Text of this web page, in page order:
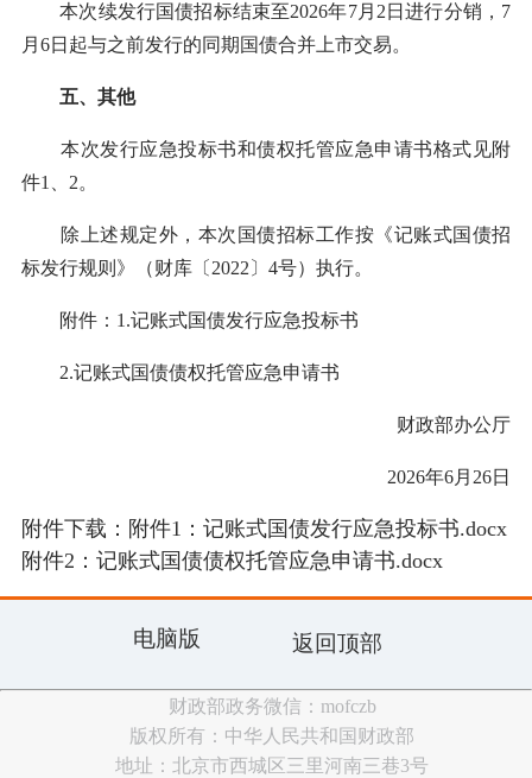
本次续发行国债招标结束至2026年7月2日进行分销，7
月6日起与之前发行的同期国债合并上市交易。
五、其他
本次发行应急投标书和债权托管应急申请书格式见附
件1、2。
除上述规定外，本次国债招标工作按《记账式国债招
标发行规则》（财库〔2022〕4号）执行。
附件：1.记账式国债发行应急投标书
2.记账式国债债权托管应急申请书
财政部办公厅
2026年6月26日
附件下载： 附件1：记账式国债发行应急投标书.docx
附件2：记账式国债债权托管应急申请书.docx
电脑版 返回顶部
财政部政务微信：mofczb
版权所有：中华人民共和国财政部
地址：北京市西城区三里河南三巷3号